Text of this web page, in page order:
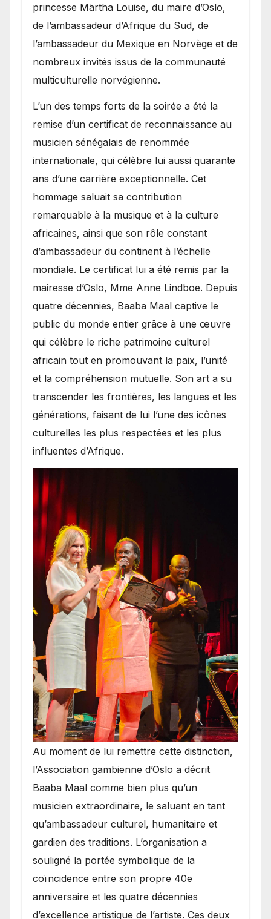
princesse Märtha Louise, du maire d’Oslo,
de l’ambassadeur d’Afrique du Sud, de
l’ambassadeur du Mexique en Norvège et de
nombreux invités issus de la communauté
multiculturelle norvégienne.
​L’un des temps forts de la soirée a été la
remise d’un certificat de reconnaissance au
musicien sénégalais de renommée
internationale, qui célèbre lui aussi quarante
ans d’une carrière exceptionnelle. Cet
hommage saluait sa contribution
remarquable à la musique et à la culture
africaines, ainsi que son rôle constant
d’ambassadeur du continent à l’échelle
mondiale. Le certificat lui a été remis par la
mairesse d’Oslo, Mme Anne Lindboe. Depuis
quatre décennies, Baaba Maal captive le
public du monde entier grâce à une œuvre
qui célèbre le riche patrimoine culturel
africain tout en promouvant la paix, l’unité
et la compréhension mutuelle. Son art a su
transcender les frontières, les langues et les
générations, faisant de lui l’une des icônes
culturelles les plus respectées et les plus
influentes d’Afrique.
​Au moment de lui remettre cette distinction,
l’Association gambienne d’Oslo a décrit
Baaba Maal comme bien plus qu’un
musicien extraordinaire, le saluant en tant
qu’ambassadeur culturel, humanitaire et
gardien des traditions. L’organisation a
souligné la portée symbolique de la
coïncidence entre son propre 40e
anniversaire et les quatre décennies
d’excellence artistique de l’artiste. Ces deux